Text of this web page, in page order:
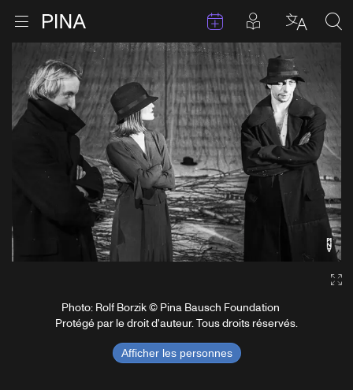
Aller au contenu
Ouvrir le menu Retour à la page d'accueil Évenements
Articles en
Photo: Rolf Borzik © Pina Bausch Foundation
Protégé par le droit d'auteur. Tous droits réservés.
Afficher les personnes